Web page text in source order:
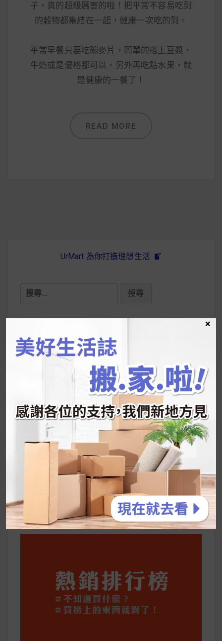
蔬食純素營養
子，真的超級厲害的啦！把平常不容易吃到
的穀物都集結在一起，健康一次吃的到。
平常早餐只要吃碗麥片，簡單的搭上豆漿、
牛奶或是優格都可以，另外再吃點水果，就
是健康的一餐了！
READ MORE
UrMart 為你打造理想生活
搜
關
字:
近期文章
韓國人為什麼不容易胖？
揭秘明星、網紅熱
推的MZ Diet ！
好吃的蛋白點心還有好玩的運動小遊戲！今年過
年已經等不及帶這盒跟我的親戚、朋友們一起分
享～
2026 過年禮盒推薦｜五款百元健康伴手禮
停用猛健樂後會反彈嗎？作用解析＋停藥後體重
維持全攻略
公主營養師：飲食改變也是能快樂執行的！6 個
你一定要知道的技巧
×